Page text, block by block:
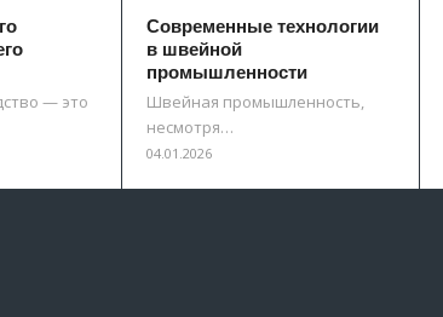
— это
Современные технологии
в швейной
промышленности
Швейная промышленность,
несмотря…
04.01.2026